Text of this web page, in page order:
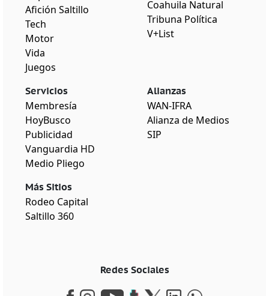
Afición Saltillo
Tech
Motor
Vida
Juegos
Coahuila Natural
Tribuna Política
V+List
Servicios
Membresía
HoyBusco
Publicidad
Vanguardia HD
Medio Pliego
Más Sitios
Rodeo Capital
Saltillo 360
Alianzas
WAN-IFRA
Alianza de Medios
SIP
Redes Sociales